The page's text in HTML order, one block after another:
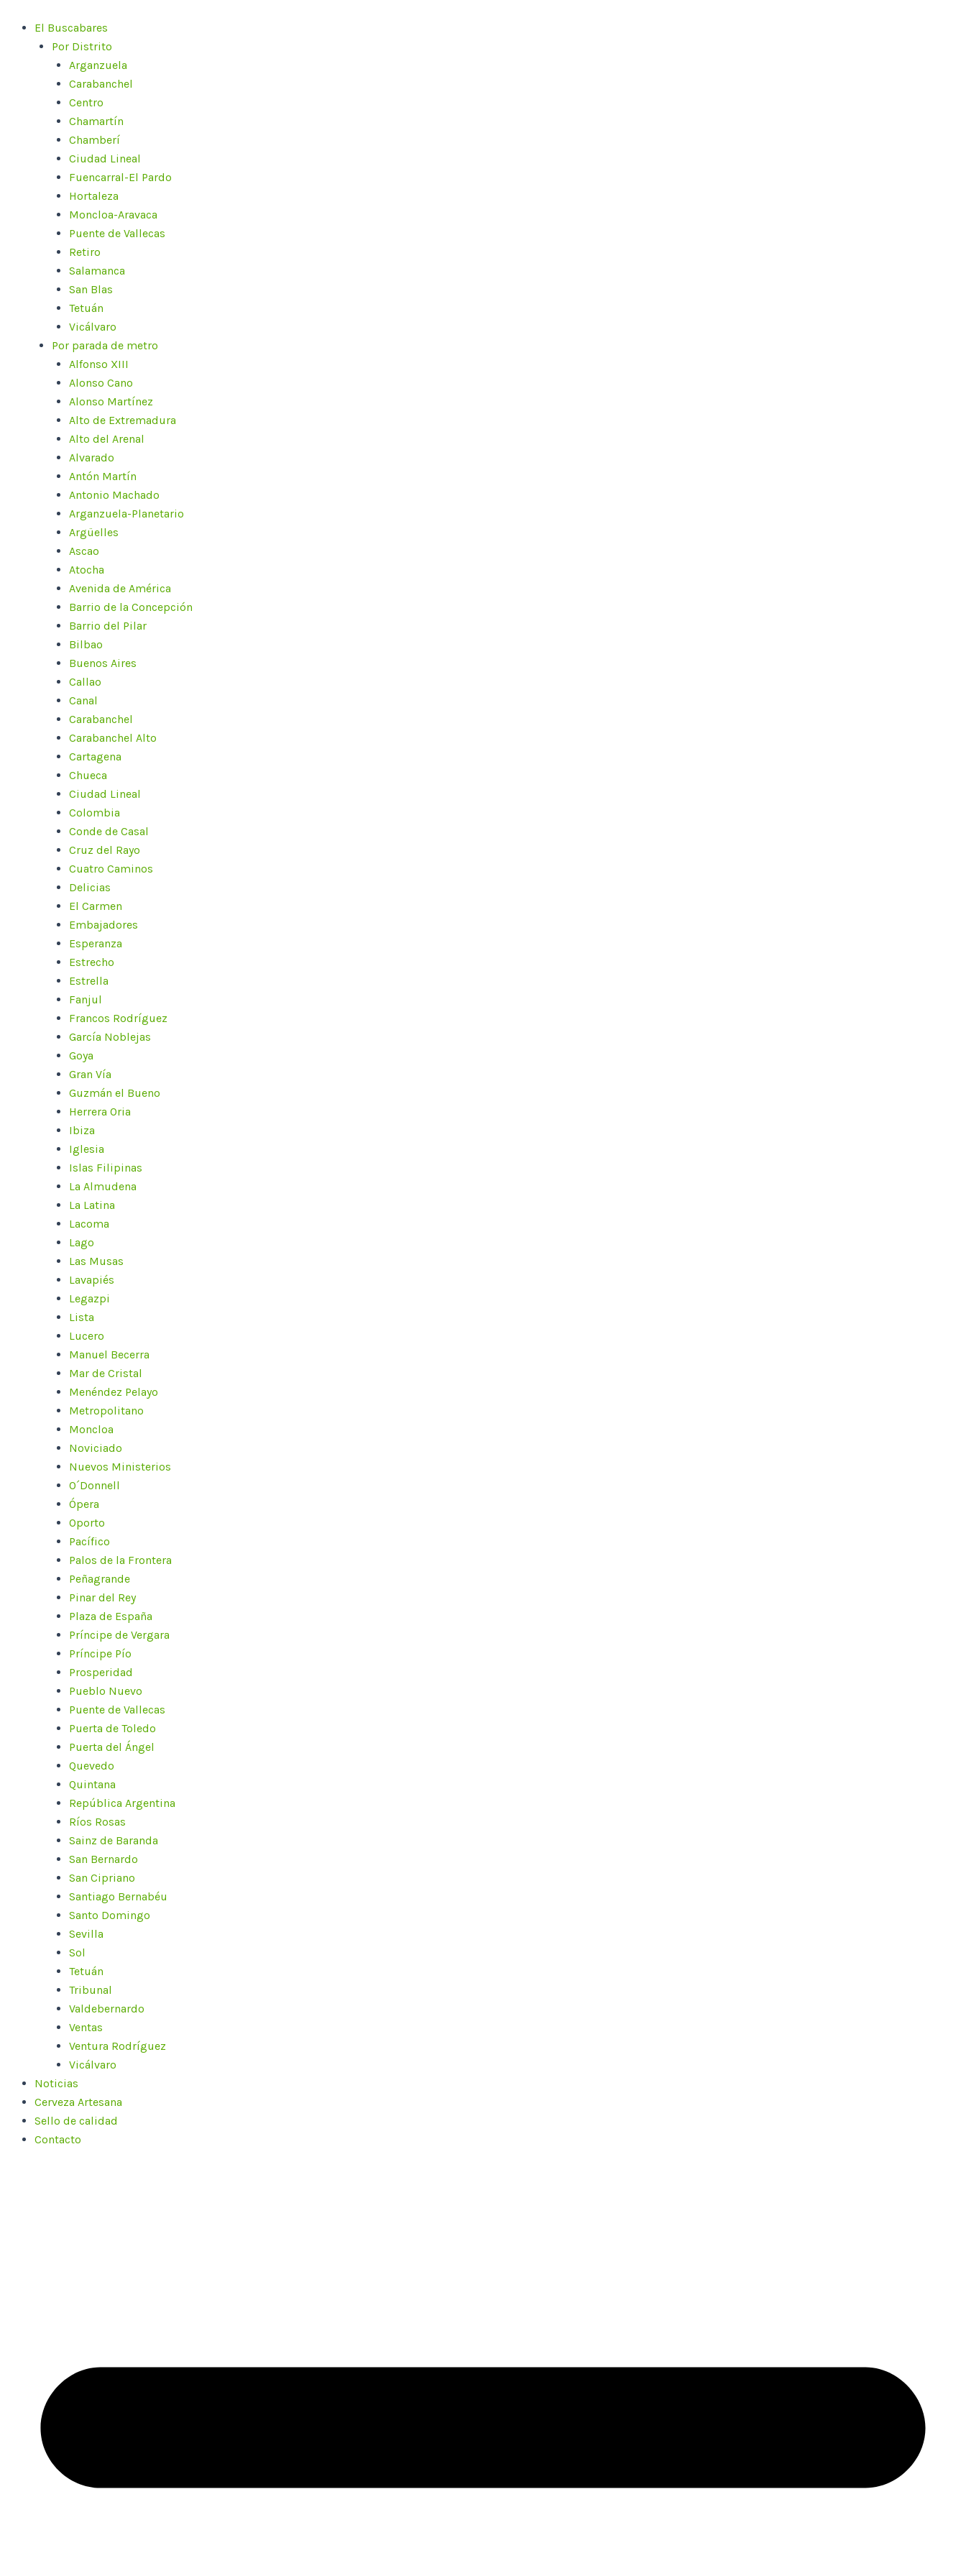
contenido
El Buscabares
Por Distrito
Arganzuela
Carabanchel
Centro
Chamartín
Chamberí
Ciudad Lineal
Fuencarral-El Pardo
Hortaleza
Moncloa-Aravaca
Puente de Vallecas
Retiro
Salamanca
San Blas
Tetuán
Vicálvaro
Por parada de metro
Alfonso XIII
Alonso Cano
Alonso Martínez
Alto de Extremadura
Alto del Arenal
Alvarado
Antón Martín
Antonio Machado
Arganzuela-Planetario
Argüelles
Ascao
Atocha
Avenida de América
Barrio de la Concepción
Barrio del Pilar
Bilbao
Buenos Aires
Callao
Canal
Carabanchel
Carabanchel Alto
Cartagena
Chueca
Ciudad Lineal
Colombia
Conde de Casal
Cruz del Rayo
Cuatro Caminos
Delicias
El Carmen
Embajadores
Esperanza
Estrecho
Estrella
Fanjul
Francos Rodríguez
García Noblejas
Goya
Gran Vía
Guzmán el Bueno
Herrera Oria
Ibiza
Iglesia
Islas Filipinas
La Almudena
La Latina
Lacoma
Lago
Las Musas
Lavapiés
Legazpi
Lista
Lucero
Manuel Becerra
Mar de Cristal
Menéndez Pelayo
Metropolitano
Moncloa
Noviciado
Nuevos Ministerios
O´Donnell
Ópera
Oporto
Pacífico
Palos de la Frontera
Peñagrande
Pinar del Rey
Plaza de España
Príncipe de Vergara
Príncipe Pío
Prosperidad
Pueblo Nuevo
Puente de Vallecas
Puerta de Toledo
Puerta del Ángel
Quevedo
Quintana
República Argentina
Ríos Rosas
Sainz de Baranda
San Bernardo
San Cipriano
Santiago Bernabéu
Santo Domingo
Sevilla
Sol
Tetuán
Tribunal
Valdebernardo
Ventas
Ventura Rodríguez
Vicálvaro
Noticias
Cerveza Artesana
Sello de calidad
Contacto